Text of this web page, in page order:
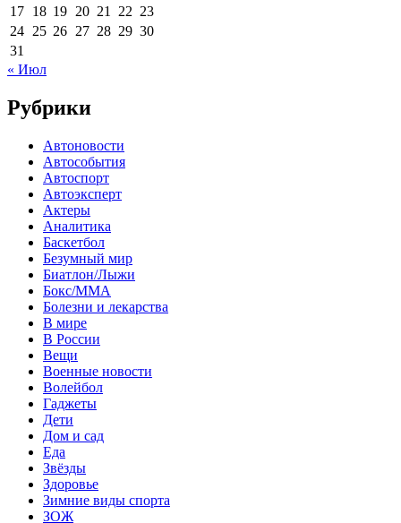
17 18 19 20 21 22 23
24 25 26 27 28 29 30
31
« Июл
Рубрики
Автоновости
Автособытия
Автоспорт
Автоэксперт
Актеры
Аналитика
Баскетбол
Безумный мир
Биатлон/Лыжи
Бокс/MMA
Болезни и лекарства
В мире
В России
Вещи
Военные новости
Волейбол
Гаджеты
Дети
Дом и сад
Еда
Звёзды
Здоровье
Зимние виды спорта
ЗОЖ